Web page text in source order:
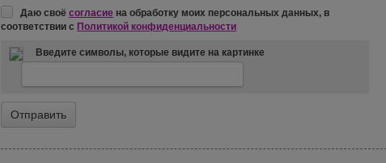
Даю своё согласие на обработку моих персональных данных, в
соответствии с Политикой конфиденциальности
Введите символы, которые видите на картинке